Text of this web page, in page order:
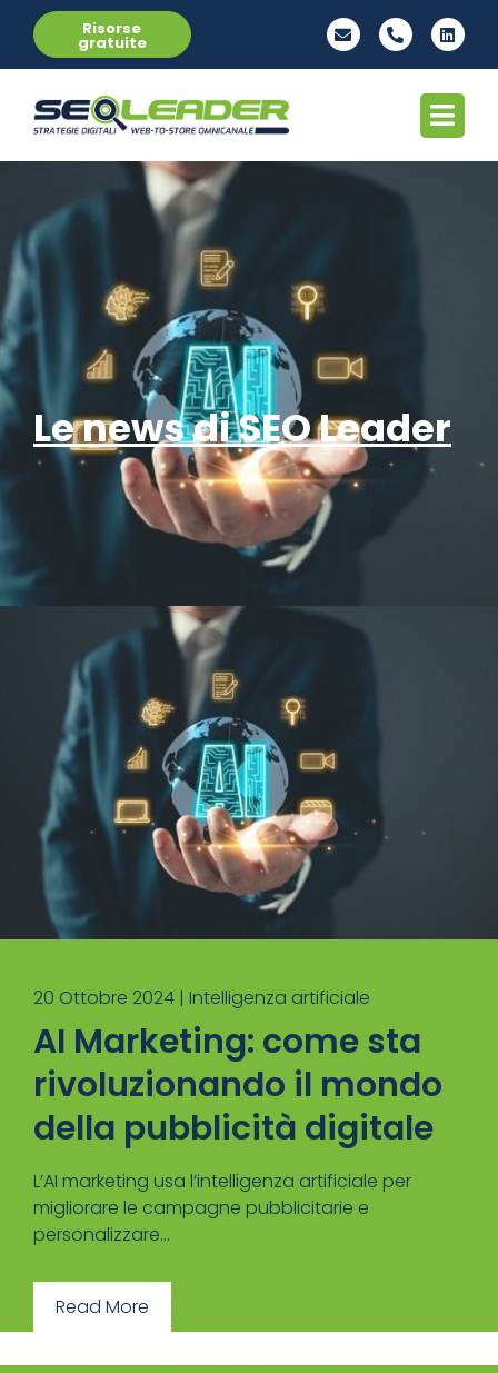
Risorse
gratuite
Le news di SEO Leader
20 Ottobre 2024 | Intelligenza artificiale
AI Marketing: come sta
rivoluzionando il mondo
della pubblicità digitale
L’AI marketing usa l’intelligenza artificiale per
migliorare le campagne pubblicitarie e
personalizzare...
Read More